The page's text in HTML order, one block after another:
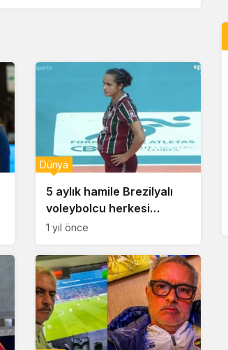
5 aylık hamile Brezilyalı
voleybolcu herkesi
şaşırttı!
Dünya
1 yıl önce